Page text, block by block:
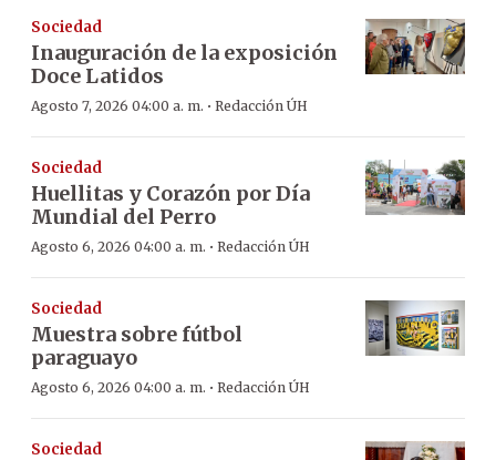
Sociedad
Inauguración de la exposición
Doce Latidos
Agosto 7, 2026 04:00 a. m. · Redacción ÚH
Sociedad
Huellitas y Corazón por Día
Mundial del Perro
Agosto 6, 2026 04:00 a. m. · Redacción ÚH
Sociedad
Muestra sobre fútbol
paraguayo
Agosto 6, 2026 04:00 a. m. · Redacción ÚH
Sociedad